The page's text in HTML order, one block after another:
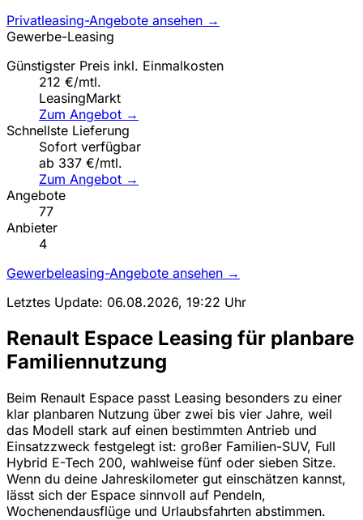
Privatleasing-Angebote ansehen →
Gewerbe-Leasing
Günstigster Preis inkl. Einmalkosten
212 €/mtl.
LeasingMarkt
Zum Angebot →
Schnellste Lieferung
Sofort verfügbar
ab 337 €/mtl.
Zum Angebot →
Angebote
77
Anbieter
4
Gewerbeleasing-Angebote ansehen →
Letztes Update: 06.08.2026, 19:22 Uhr
Renault Espace Leasing für planbare
Familiennutzung
Beim Renault Espace passt Leasing besonders zu einer
klar planbaren Nutzung über zwei bis vier Jahre, weil
das Modell stark auf einen bestimmten Antrieb und
Einsatzzweck festgelegt ist: großer Familien-SUV, Full
Hybrid E-Tech 200, wahlweise fünf oder sieben Sitze.
Wenn du deine Jahreskilometer gut einschätzen kannst,
lässt sich der Espace sinnvoll auf Pendeln,
Wochenendausflüge und Urlaubsfahrten abstimmen.